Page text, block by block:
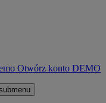
Otwórz konto DEMO